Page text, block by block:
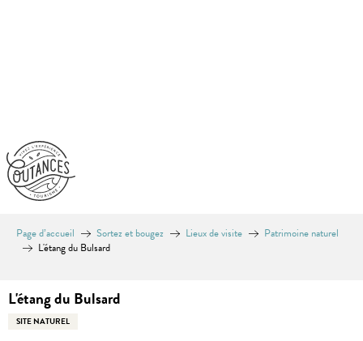
Page d’accueil Sortez et bougez Lieux de visite
Patrimoine naturel
L'étang du Bulsard
L'étang du Bulsard
SITE NATUREL